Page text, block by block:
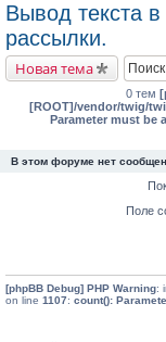
Вывод текста
рассылки.
Новая тема
0 тем
[ROOT]/vendor/twig/
Parameter must be
В этом форуме нет
Поле
[phpBB Debug] PHP Warning:
on line 1107: count():